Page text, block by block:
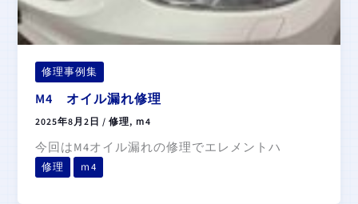
修理事例集
M4 オイル漏れ修理
2025年8月2日/修理, ｍ4
今回はM4オイル漏れの修理でエレメントハ
修理 ｍ4